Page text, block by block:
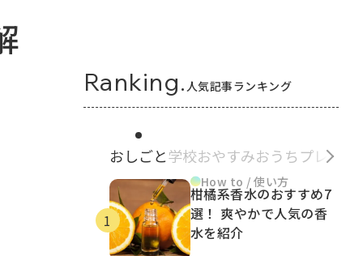
Ranking. 人気記事ランキング
おしごと学校おやすみおうち プレゼン
How to / 使い方
柑橘系香水のおすすめ7
選！ 爽やかで人気の香
水を紹介